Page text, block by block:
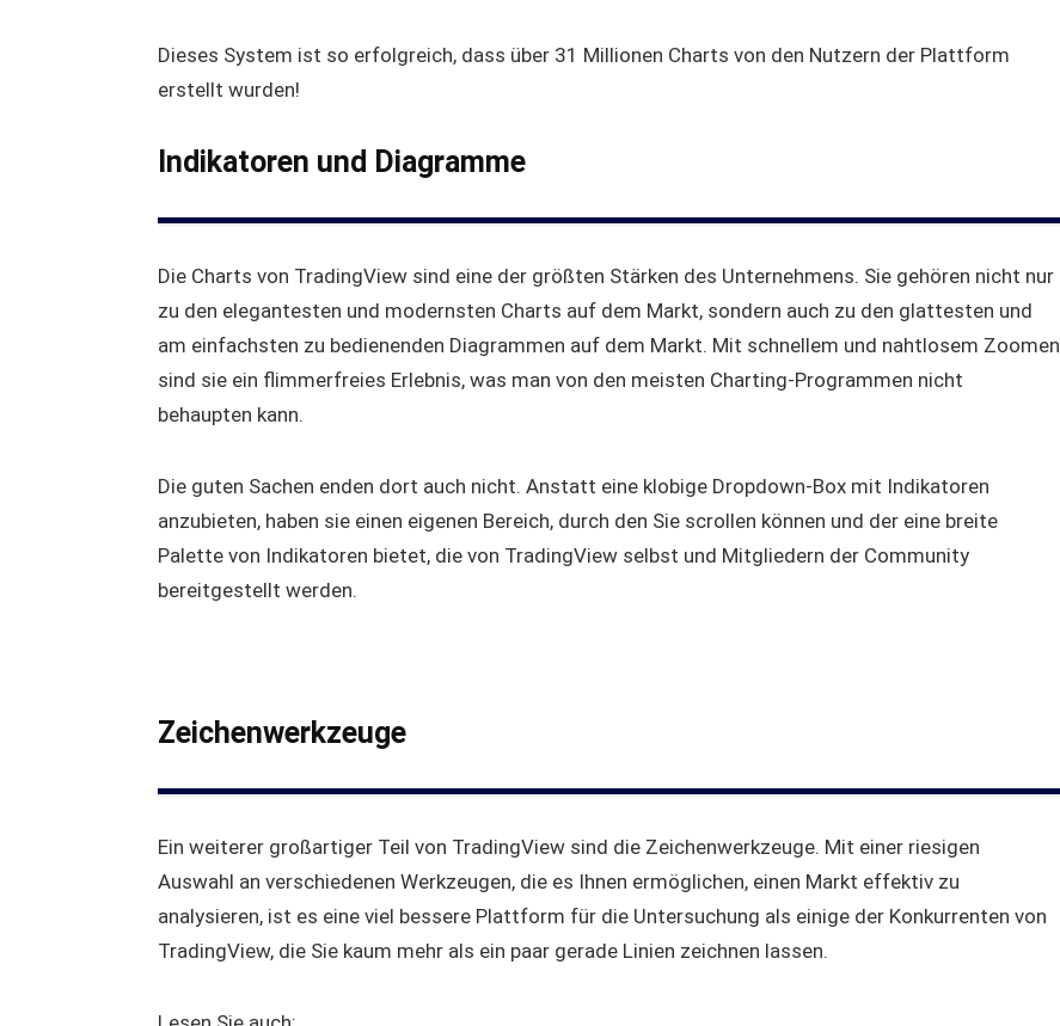
Dieses System ist so erfolgreich, dass über 31 Millionen Charts von den Nutzern der Plattform
erstellt wurden!
Indikatoren und Diagramme
Die Charts von TradingView sind eine der größten Stärken des Unternehmens. Sie gehören nicht nur
zu den elegantesten und modernsten Charts auf dem Markt, sondern auch zu den glattesten und
am einfachsten zu bedienenden Diagrammen auf dem Markt. Mit schnellem und nahtlosem Zoomen
sind sie ein flimmerfreies Erlebnis, was man von den meisten Charting-Programmen nicht
behaupten kann.
Die guten Sachen enden dort auch nicht. Anstatt eine klobige Dropdown-Box mit Indikatoren
anzubieten, haben sie einen eigenen Bereich, durch den Sie scrollen können und der eine breite
Palette von Indikatoren bietet, die von TradingView selbst und Mitgliedern der Community
bereitgestellt werden.
Zeichenwerkzeuge
Ein weiterer großartiger Teil von TradingView sind die Zeichenwerkzeuge. Mit einer riesigen
Auswahl an verschiedenen Werkzeugen, die es Ihnen ermöglichen, einen Markt effektiv zu
analysieren, ist es eine viel bessere Plattform für die Untersuchung als einige der Konkurrenten von
TradingView, die Sie kaum mehr als ein paar gerade Linien zeichnen lassen.